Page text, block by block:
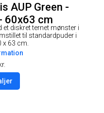
AUP Green -
60x63 cm
diskret ternet mønster i
til standardpuder i
x 63 cm.